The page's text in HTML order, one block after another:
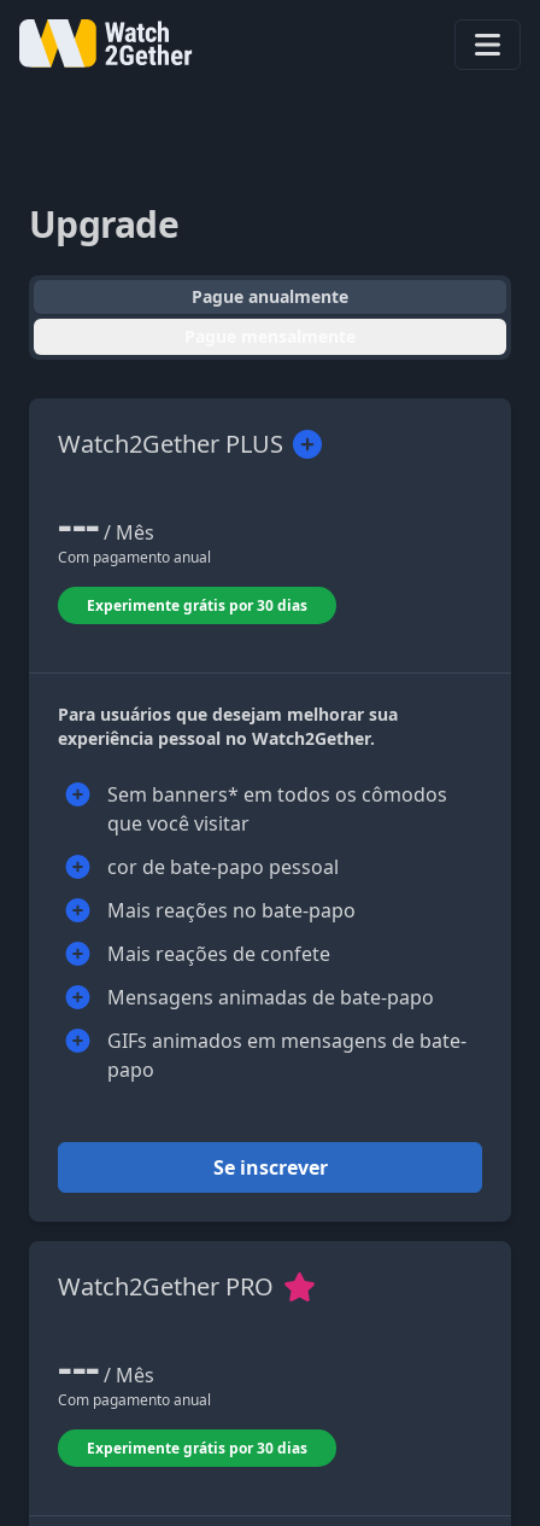
Upgrade
Pague anualmente
Watch2Gether PLUS
--- / Mês
Com pagamento anual
Experimente grátis por 30 dias
Para usuários que desejam melhorar sua
experiência pessoal no Watch2Gether.
Sem banners* em todos os cômodos
que você visitar
cor de bate-papo pessoal
Mais reações no bate-papo
Mais reações de confete
Mensagens animadas de bate-papo
GIFs animados em mensagens de bate-
papo
Se inscrever
Watch2Gether PRO
--- / Mês
Com pagamento anual
Experimente grátis por 30 dias